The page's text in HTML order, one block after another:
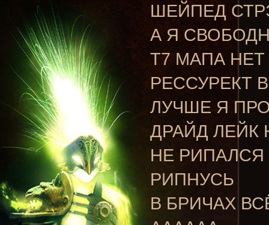
ШЕЙПЕД
А Я
Т7 МАПА
РЕССУРЕКТ
ЛУЧШЕ Я
ДРАЙД
НЕ РИПАЛСЯ
РИПНУСЬ
В БРИЧАХ